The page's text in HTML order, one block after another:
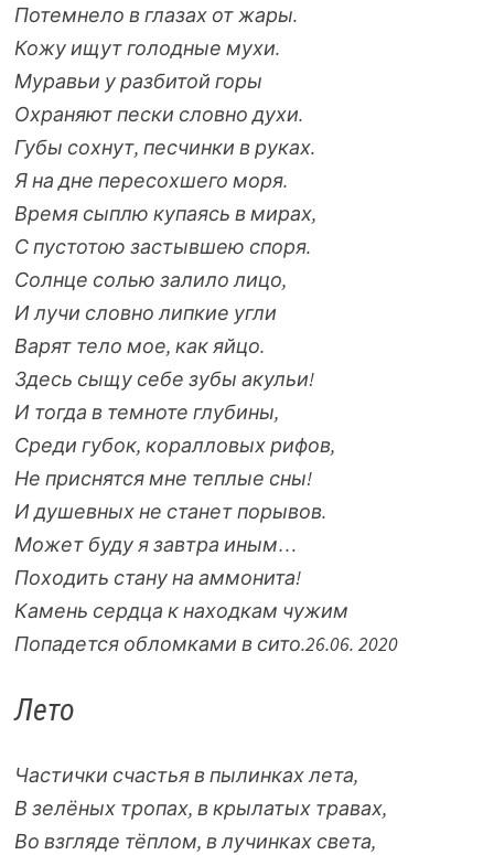
Потемнело в глазах от жары.
Кожу ищут голодные мухи.
Муравьи у разбитой горы
Охраняют пески словно духи.
Губы сохнут, песчинки в руках.
Я на дне пересохшего моря.
Время сыплю купаясь в мирах,
С пустотою застывшею споря.
Солнце солью залило лицо,
И лучи словно липкие угли
Варят тело мое, как яйцо.
Здесь сыщу себе зубы акульи!
И тогда в темноте глубины,
Среди губок, коралловых рифов,
Не приснятся мне теплые сны!
И душевных не станет порывов.
Может буду я завтра иным…
Походить стану на аммонита!
Камень сердца к находкам чужим
Попадется обломками в сито.26.06. 2020
Лето
Частички счастья в пылинках лета,
В зелёных тропах, в крылатых травах,
Во взгляде тёплом, в лучинках света,